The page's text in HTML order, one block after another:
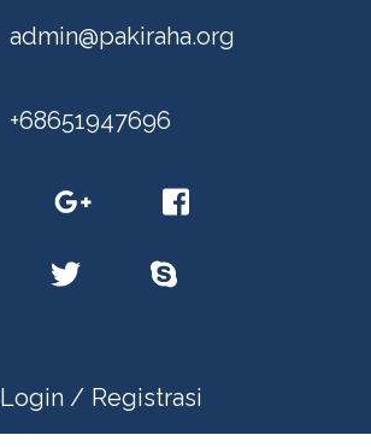
admin@pakiraha.org
+68651947696
Login / Registrasi